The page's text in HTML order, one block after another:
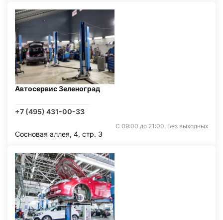
Автосервис Зеленоград
+7 (495) 431-00-33
С 09:00 до 21:00. Без выходных
Сосновая аллея, 4, стр. 3